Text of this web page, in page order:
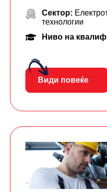
Сектор:
технологии
Ниво на
Види повеќе